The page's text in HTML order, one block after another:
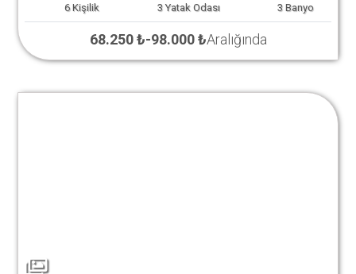
6 Kişilik 3 Yatak Odası 3 Banyo
68.250 ₺-98.000 ₺Aralığında